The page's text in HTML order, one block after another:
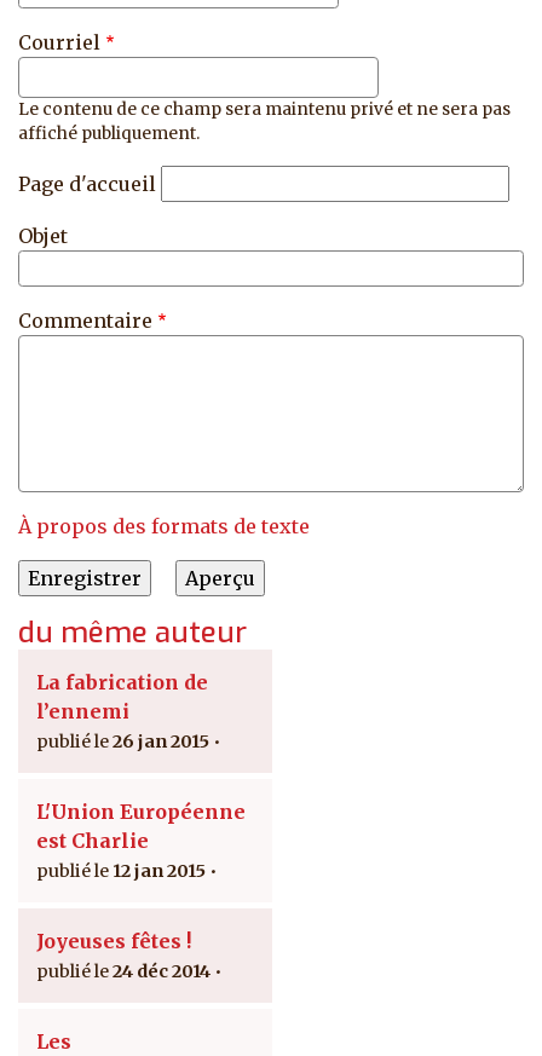
Courriel
Le contenu de ce champ sera maintenu privé et ne sera pas
affiché publiquement.
Page d'accueil
Objet
Commentaire
À propos des formats de texte
du même auteur
La fabrication de
l’ennemi
26 jan 2015
L'Union Européenne
est Charlie
12 jan 2015
Joyeuses fêtes !
24 déc 2014
Les